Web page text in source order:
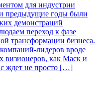
для индустрии
предыдущие годы были
демонстраций
переход к фазе
трансформации бизнеса.
лидеров вроде
визионеров, как Маск и
ждет не просто […]